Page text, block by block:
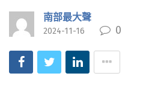
南部最大聲
2024-11-16 0